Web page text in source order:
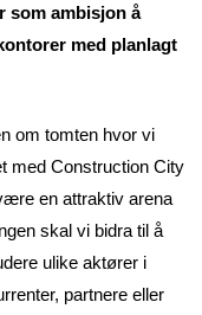
som ambisjon å
med planlagt
om tomten hvor vi
med Construction City
en attraktiv arena
skal vi bidra til å
ulike aktører i
partnere eller